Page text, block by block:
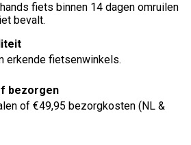
fiets binnen 14 dagen omruilen
bevalt.
erkende fietsenwinkels.
bezorgen
of €49,95 bezorgkosten (NL &